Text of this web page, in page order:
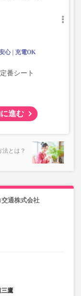
心
充電OK
番シート
進む
法とは？
通株式会社
三鷹